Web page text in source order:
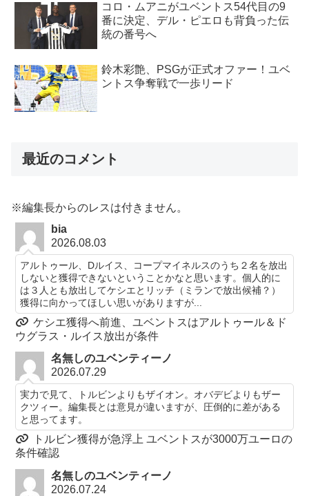
コロ・ムアニがユベントス54代目の9
番に決定、デル・ピエロも背負った伝
統の番号へ
鈴木彩艶、PSGが正式オファー！ユベ
ントス争奪戦で一歩リード
最近のコメント
※編集長からのレスは付きません。
bia
2026.08.03
アルトゥール、Dルイス、コープマイネルスのうち２名を放出
しないと獲得できないということかなと思います。個人的に
は３人とも放出してケシエとリッチ（ミランで放出候補？）
獲得に向かってほしい思いがありますが...
ケシエ獲得へ前進、ユベントスはアルトゥール＆ド
ウグラス・ルイス放出が条件
名無しのユベンティーノ
2026.07.29
実力で見て、トルビンよりもザイオン。オバデビよりもザー
クツィー。編集長とは意見が違いますが、圧倒的に差がある
と思ってます。
トルビン獲得が急浮上 ユベントスが3000万ユーロの
条件確認
名無しのユベンティーノ
2026.07.24